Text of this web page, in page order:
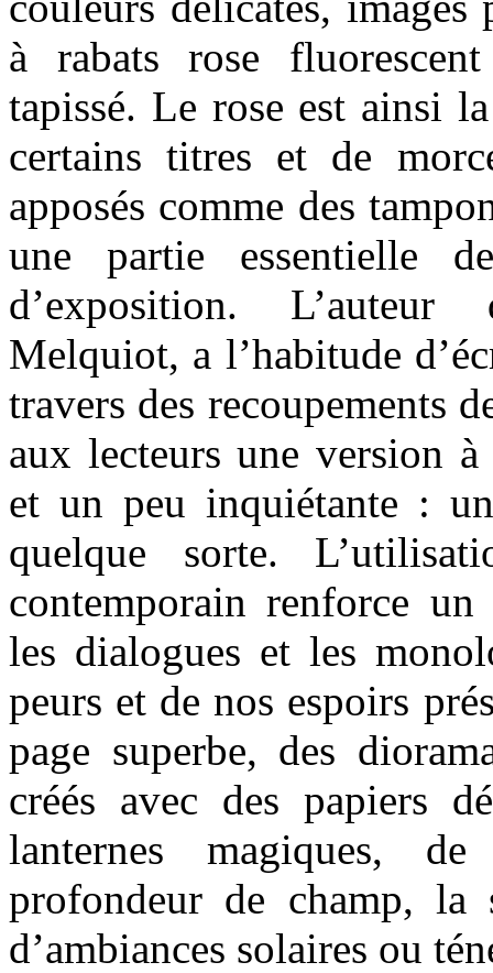
à rabats rose
tapissé. Le rose est ainsi
certains titres et de
apposés comme des
une partie essentielle
d’exposition.
Melquiot, a l’habitude
travers des recoupements
aux lecteurs une version
et un peu inquiétante :
quelque sorte.
contemporain renforce
les dialogues et les
peurs et de nos espoirs
page superbe, des
créés avec des papiers
lanternes magiques,
profondeur de champ, la
d’ambiances solaires ou